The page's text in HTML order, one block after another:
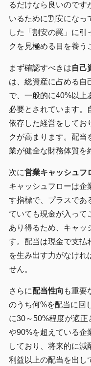
るだけなら良いのです
いるために割安になっ
した「割安の罠」に引
クを見極める目を養う
まず確認すべきは自己
は、総資産に占める自
で、一般的に40%以上
必要とされています。
依存した経営をしてお
クが高まります。配当
業が健全な財務体質を
次に営業キャッシュフ
キャッシュフローは企
す指標で、プラスであ
ていても現金が入って
あり得るため、キャッ
す。配当は現金で支払
を生み出す力がなけれ
せん。
さらに配当性向 も重要
のうち何%を配当に回
に30～50%程度が適
や90%を超えている企
しており、将来的に減
利益以上の配当を出し